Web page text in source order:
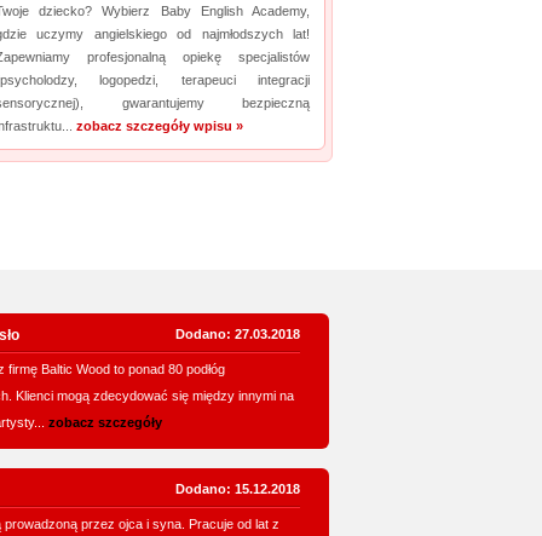
Promuj stronę w okienku!
dziecko? Wybierz Baby English Academy,
uczymy angielskiego od najmłodszych lat!
profesjonalną opiekę specjalistów
logopedzi, terapeuci integracji
gwarantujemy bezpieczną
zobacz szczegóły wpisu »
Dodano: 27.03.2018
Baltic Wood to ponad 80 podłóg
Klienci mogą zdecydować się między innymi na
zobacz szczegóły
Dodano: 15.12.2018
przez ojca i syna. Pracuje od lat z